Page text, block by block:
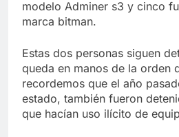
modelo Adminer s3 y cinco
marca bitman.
Estas dos personas siguen
queda en manos de la orden
recordemos que el año
estado, también fueron
que hacían uso ilícito de